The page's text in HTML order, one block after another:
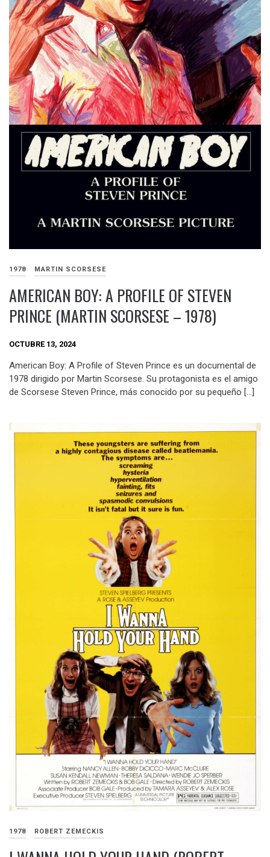
1978 MARTIN SCORSESE
AMERICAN BOY: A PROFILE OF STEVEN
PRINCE (MARTIN SCORSESE – 1978)
OCTUBRE 13, 2024
American Boy: A Profile of Steven Prince es un documental de
1978 dirigido por Martin Scorsese. Su protagonista es el amigo
de Scorsese Steven Prince, más conocido por su pequeño […]
1978 ROBERT ZEMECKIS